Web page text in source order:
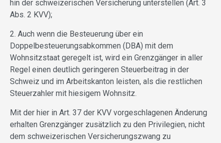
hin der schweizerischen Versicherung unterstellen (Art. 3
Abs. 2 KVV);
2. Auch wenn die Besteuerung über ein
Doppelbesteuerungsabkommen (DBA) mit dem
Wohnsitzstaat geregelt ist, wird ein Grenzgänger in aller
Regel einen deutlich geringeren Steuerbeitrag in der
Schweiz und im Arbeitskanton leisten, als die restlichen
Steuerzahler mit hiesigem Wohnsitz.
Mit der hier in Art. 37 der KVV vorgeschlagenen Änderung
erhalten Grenzgänger zusätzlich zu den Privilegien, nicht
dem schweizerischen Versicherungszwang zu